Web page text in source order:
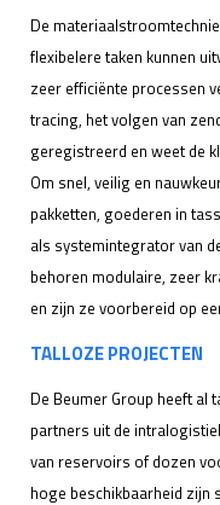
De
flexibelere taken kunnen
zeer efficiënte processen
tracing, het volgen van
geregistreerd en weet de
Om snel, veilig en
pakketten, goederen in
als systemintegrator van
behoren modulaire, zeer
en zijn ze voorbereid op
TALLOZE PROJECTEN
De Beumer Group heeft al
partners uit de
van reservoirs of dozen
hoge beschikbaarheid zijn